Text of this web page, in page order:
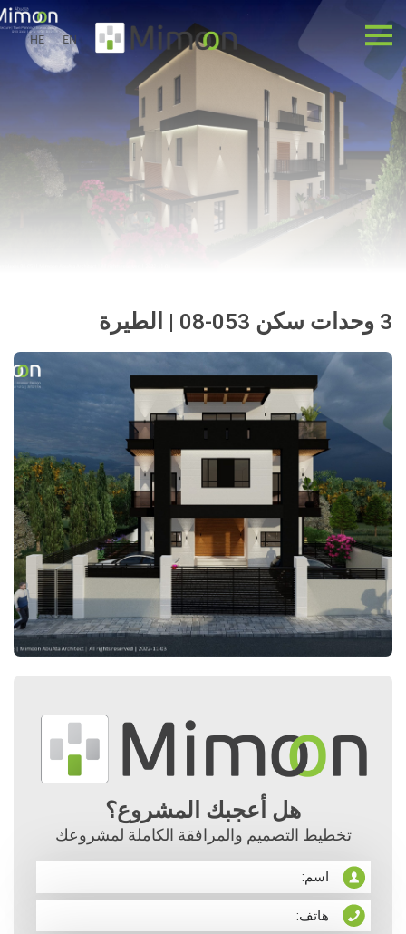
EN
HE
3 وحدات سكن 053-08 | الطيرة
هل أعجبك المشروع؟
تخطيط التصميم والمرافقة الكاملة لمشروعك